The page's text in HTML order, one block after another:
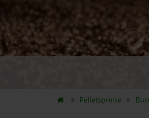
Pelletspreise